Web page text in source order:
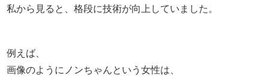
私から見ると、格段に技術が向上していました。
例えば、
画像のようにノンちゃんという女性は、